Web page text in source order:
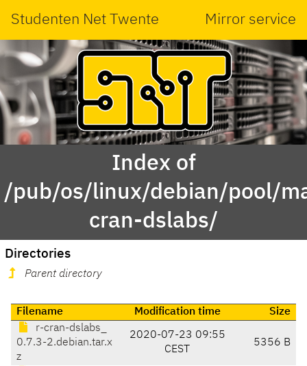
Studenten Net Twente Mirror service
Index of
/pub/os/linux/debian/pool/
cran-dslabs/
Directories
Parent directory
Filename Modification time
Size
r-cran-dslabs_
0.7.3-2.debian.tar.x
z
2020-07-23 09:55
CEST
5356 B